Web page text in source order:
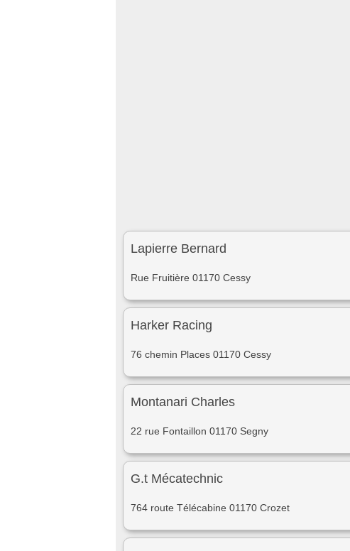
Lapierre Bernard
Rue Fruitière 01170 Cessy
Harker Racing
76 chemin Places 01170 Cessy
Montanari Charles
22 rue Fontaillon 01170 Segny
G.t Mécatechnic
764 route Télécabine 01170 Crozet